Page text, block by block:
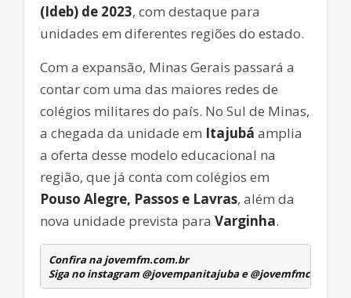
(Ideb) de 2023, com destaque para
unidades em diferentes regiões do estado.
Com a expansão, Minas Gerais passará a
contar com uma das maiores redes de
colégios militares do país. No Sul de Minas,
a chegada da unidade em Itajubá amplia
a oferta desse modelo educacional na
região, que já conta com colégios em
Pouso Alegre, Passos e Lavras, além da
nova unidade prevista para Varginha.
Confira na jovemfm.com.br
Siga no instagram @jovempanitajuba e